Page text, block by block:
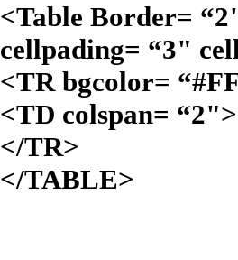
<Table Border=
cellpading= “3"
<TR bgcolor=
<TD colspan=
</TR>
</TABLE>